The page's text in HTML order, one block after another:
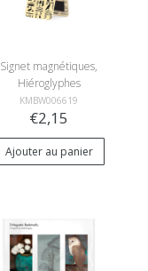
Signet magnétiques,
Hiéroglyphes
KMBW006619
€2,15
Ajouter au panier